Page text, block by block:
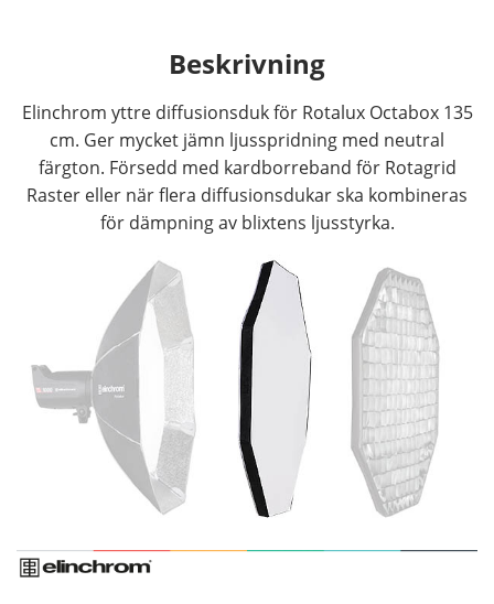
Beskrivning
Elinchrom yttre diffusionsduk för Rotalux Octabox 135
cm. Ger mycket jämn ljusspridning med neutral
färgton. Försedd med kardborreband för Rotagrid
Raster eller när flera diffusionsdukar ska kombineras
för dämpning av blixtens ljusstyrka.